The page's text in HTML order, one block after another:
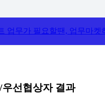
업무가 필요할땐, 업무마켓
선협상자 결과